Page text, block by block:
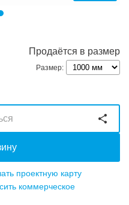
Продаётся в размер
Размер:
проектную карту
коммерческое